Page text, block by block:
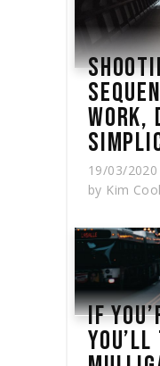
WORK,
19/03/2020
by Kim
IF